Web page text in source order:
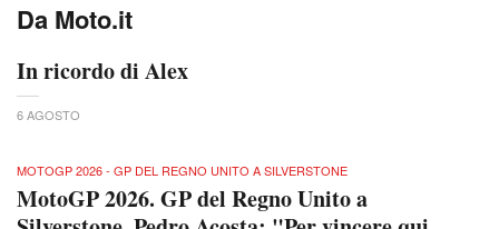
Da Moto.it
In ricordo di Alex
6 AGOSTO
MOTOGP 2026 - GP DEL REGNO UNITO A SILVERSTONE
MotoGP 2026. GP del Regno Unito a